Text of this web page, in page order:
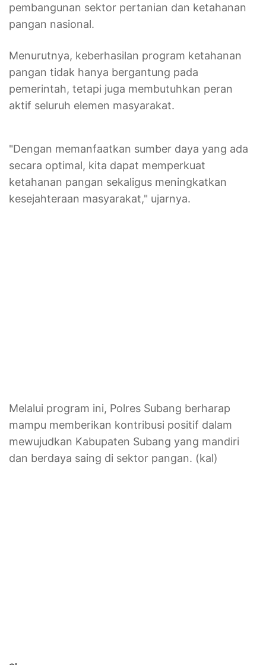
pembangunan sektor pertanian dan ketahanan
pangan nasional.
Menurutnya, keberhasilan program ketahanan
pangan tidak hanya bergantung pada
pemerintah, tetapi juga membutuhkan peran
aktif seluruh elemen masyarakat.
"Dengan memanfaatkan sumber daya yang ada
secara optimal, kita dapat memperkuat
ketahanan pangan sekaligus meningkatkan
kesejahteraan masyarakat," ujarnya.
Melalui program ini, Polres Subang berharap
mampu memberikan kontribusi positif dalam
mewujudkan Kabupaten Subang yang mandiri
dan berdaya saing di sektor pangan. (kal)